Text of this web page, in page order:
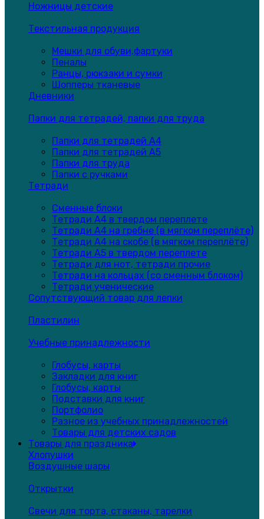
Ножницы детские
Текстильная продукция
Мешки для обуви,фартуки
Пеналы
Ранцы, рюкзаки и сумки
Шопперы тканевые
Дневники
Папки для тетрадей, папки для труда
Папки для тетрадей А4
Папки для тетрадей А5
Папки для труда
Папки с ручками
Тетради
Сменные блоки
Тетради А4 в твердом переплете
Тетради А4 на гребне (в мягком переплёте)
Тетради А4 на скобе (в мягком переплёте)
Тетради А5 в твердом переплете
Тетради для нот, тетради прочие
Тетради на кольцах (со сменным блоком)
Тетради ученические
Сопутствующий товар для лепки
Пластилин
Учебные принадлежности
Глобусы, карты
Закладки для книг
Глобусы, карты
Подставки для книг
Портфолио
Разное из учебных принадлежностей
Товары для детских садов
Товары для праздника
Хлопушки
Воздушные шары
Открытки
Свечи для торта, стаканы, тарелки